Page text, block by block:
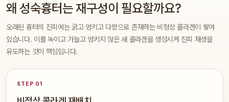
왜 성숙흉터는 재구성이 필요할까요?
오래된 흉터의 진피에는 굵고 엉키고 다량으로 존재하는 비정상 콜라겐이 쌓여
있습니다. 이를 녹이고 가늘고 엉키지 않은 새 콜라겐을 생성시켜 진피 재생을
유도하는 것이 핵심입니다.
STEP 01